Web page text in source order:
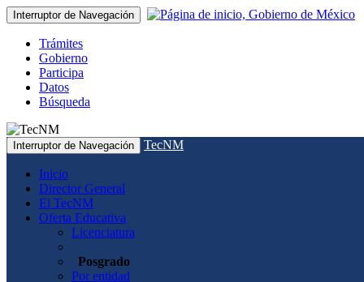
Interruptor de Navegación
Trámites
Gobierno
Participa
Datos
Búsqueda
Interruptor de Navegación TecNM
Inicio
Director General
El TecNM
Oferta Educativa
Licenciatura
Posgrado
Por entidad